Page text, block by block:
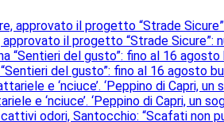
il progetto “Strade
del gusto”: fino al 16 agosto
e ‘nciuce’. ‘Peppino di Capri, un